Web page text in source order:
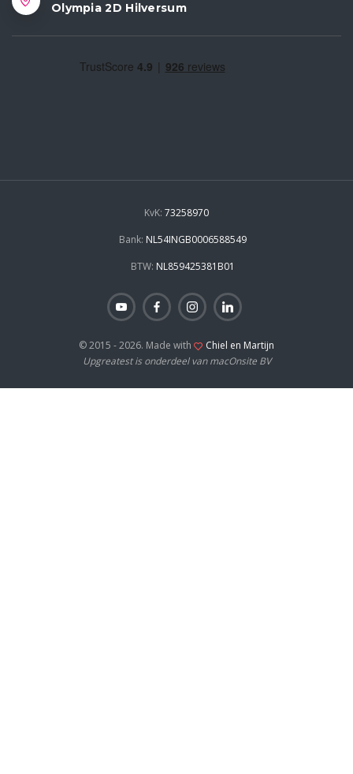
Olympia 2D Hilversum
KvK: 73258970
Bank: NL54INGB0006588549
BTW: NL859425381B01
© 2015 - 2026. Made with
Chiel en Martijn
Upgreatest is onderdeel van macOnsite BV